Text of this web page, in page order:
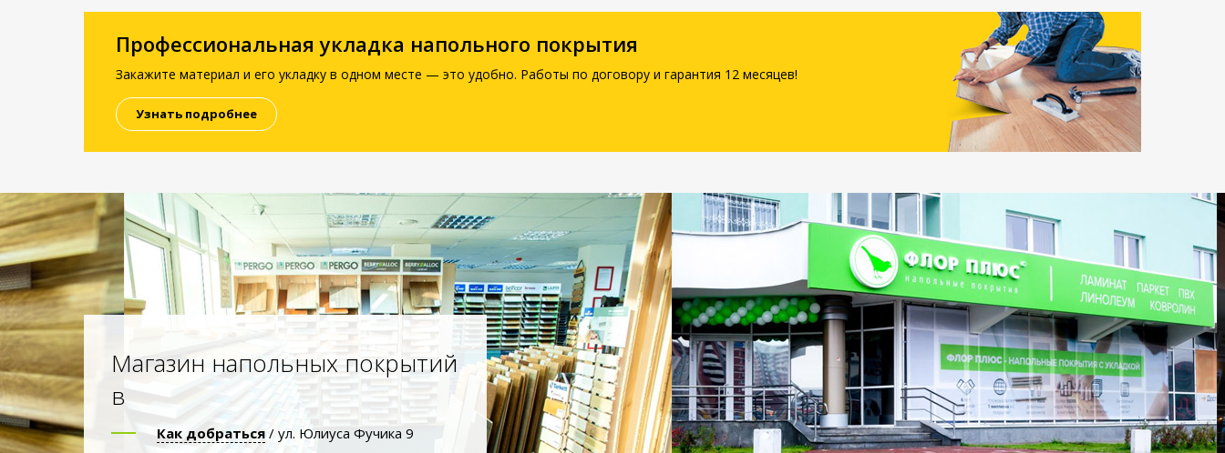
Профессиональная укладка напольного покрытия
Закажите материал и его укладку в одном месте — это удобно. Работы по договору и гарантия 12 месяцев!
Узнать подробнее
Магазин напольных покрытий
в
Как добраться / ул. Юлиуса Фучика 9